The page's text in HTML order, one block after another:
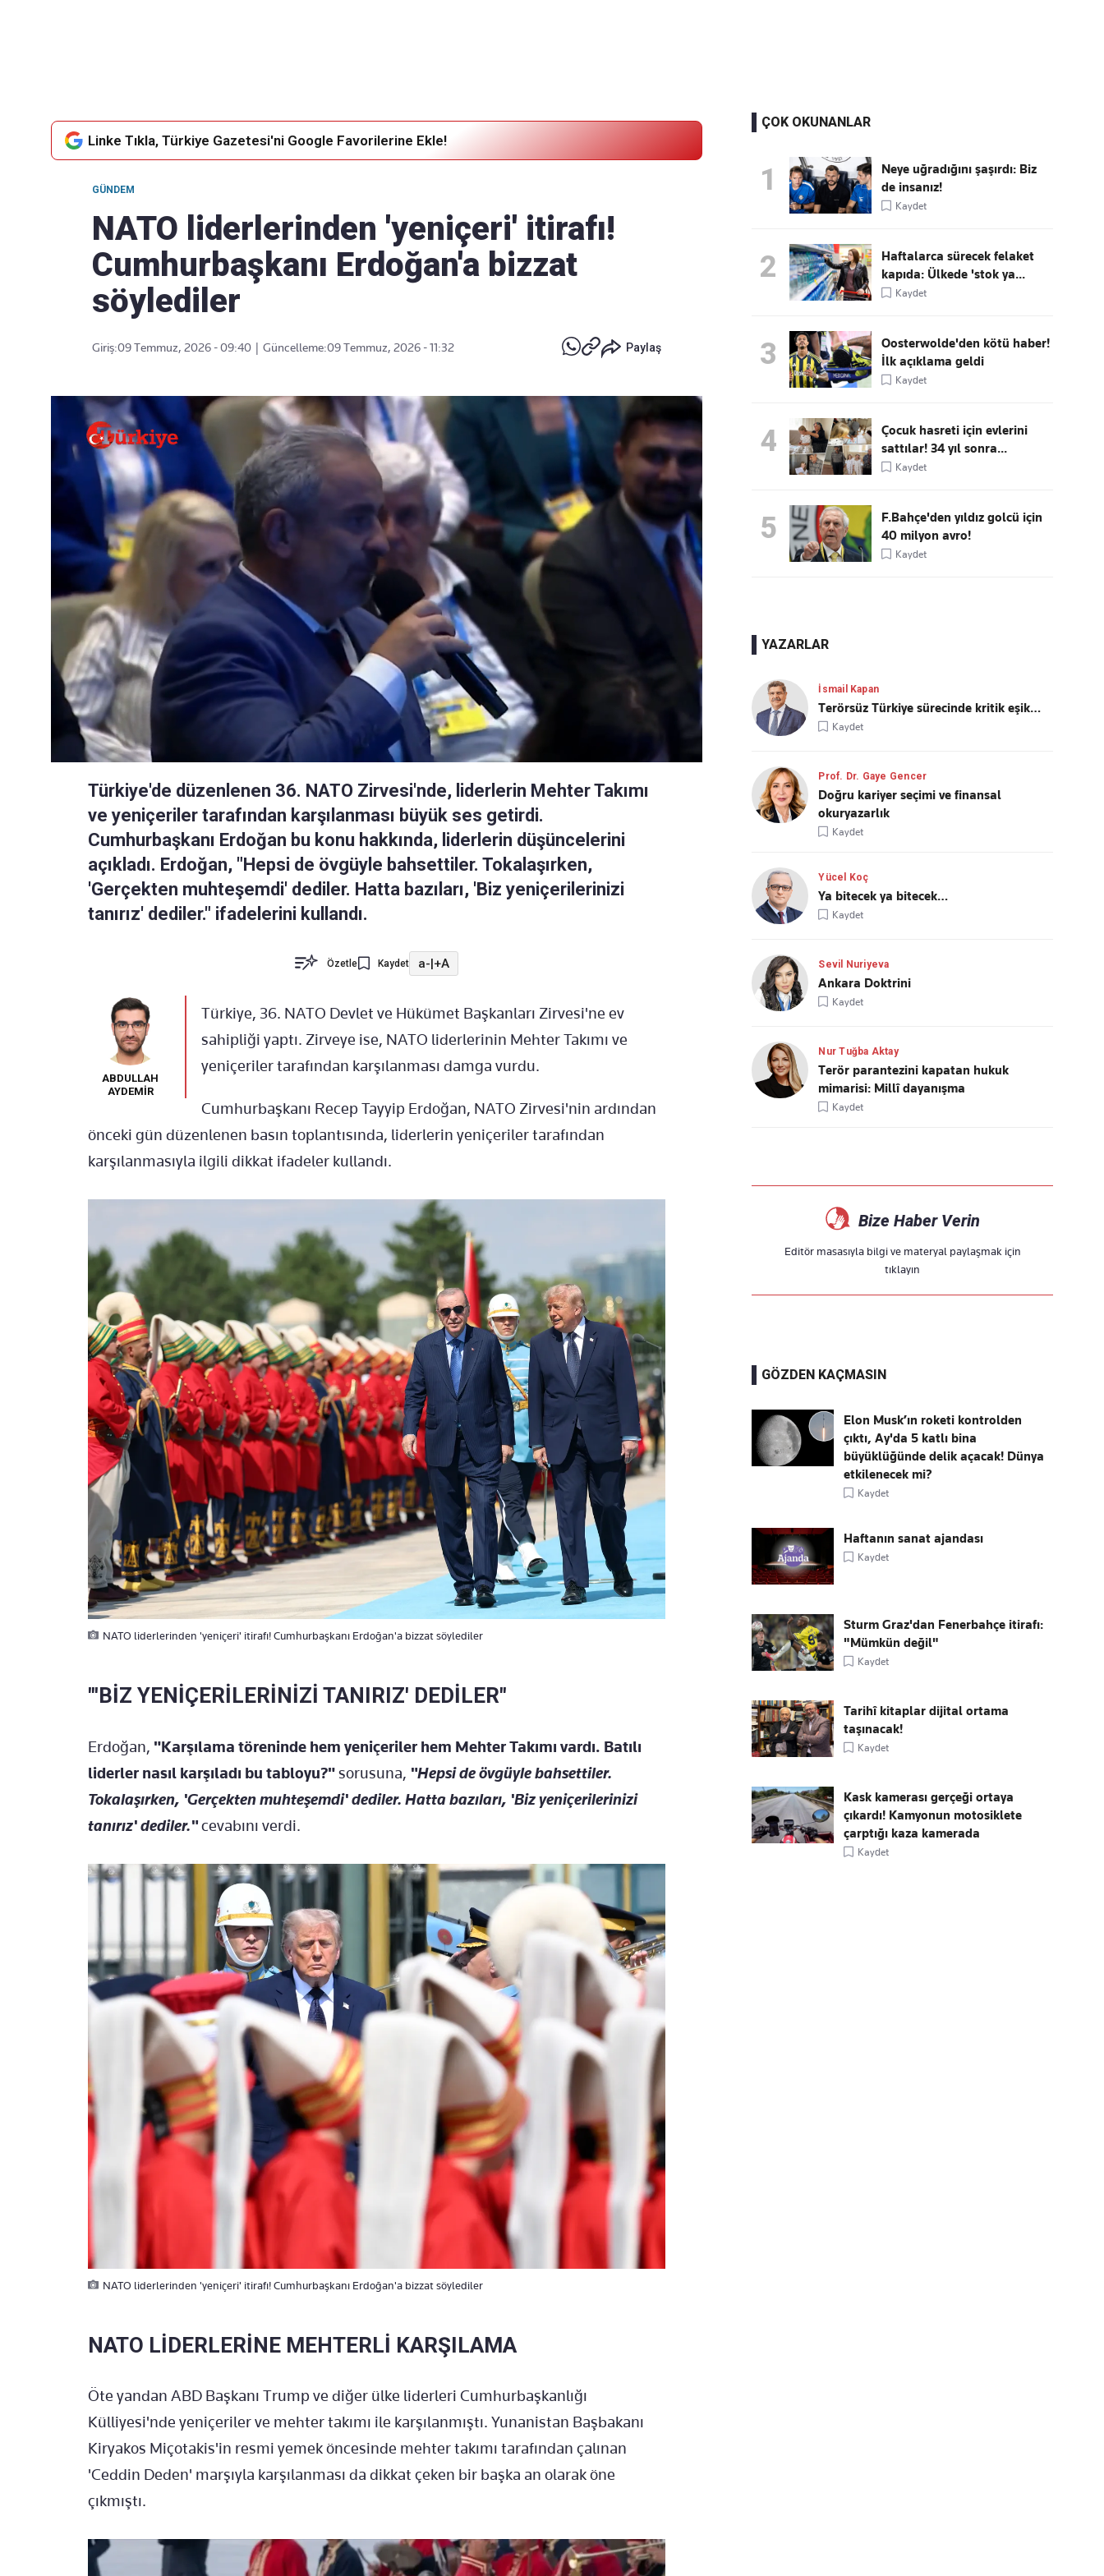
Linke Tıkla, Türkiye Gazetesi'ni Google Favorilerine Ekle!
GÜNDEM
NATO liderlerinden 'yeniçeri' itirafı!
Cumhurbaşkanı Erdoğan'a bizzat
söylediler
Giriş:09 Temmuz, 2026 - 09:40 Güncelleme:09 Temmuz, 2026 - 11:32 Paylaş
Türkiye'de düzenlenen 36. NATO Zirvesi'nde, liderlerin Mehter Takımı
ve yeniçeriler tarafından karşılanması büyük ses getirdi.
Cumhurbaşkanı Erdoğan bu konu hakkında, liderlerin düşüncelerini
açıkladı. Erdoğan, "Hepsi de övgüyle bahsettiler. Tokalaşırken,
'Gerçekten muhteşemdi' dediler. Hatta bazıları, 'Biz yeniçerilerinizi
tanırız' dediler." ifadelerini kullandı.
Özetle Kaydet a-|+A
ABDULLAH
AYDEMİR
Türkiye, 36. NATO Devlet ve Hükümet Başkanları Zirvesi'ne ev
sahipliği yaptı. Zirveye ise, NATO liderlerinin Mehter Takımı ve
yeniçeriler tarafından karşılanması damga vurdu.
Cumhurbaşkanı Recep Tayyip Erdoğan, NATO Zirvesi'nin ardından
önceki gün düzenlenen basın toplantısında, liderlerin yeniçeriler tarafından
karşılanmasıyla ilgili dikkat ifadeler kullandı.
NATO liderlerinden 'yeniçeri' itirafı! Cumhurbaşkanı Erdoğan'a bizzat söylediler
"'BİZ YENİÇERİLERİNİZİ TANIRIZ' DEDİLER"
Erdoğan, "Karşılama töreninde hem yeniçeriler hem Mehter Takımı vardı. Batılı
liderler nasıl karşıladı bu tabloyu?"sorusuna, "Hepsi de övgüyle bahsettiler.
Tokalaşırken, 'Gerçekten muhteşemdi' dediler. Hatta bazıları, 'Biz yeniçerilerinizi
tanırız' dediler."cevabını verdi.
NATO liderlerinden 'yeniçeri' itirafı! Cumhurbaşkanı Erdoğan'a bizzat söylediler
NATO LİDERLERİNE MEHTERLİ KARŞILAMA
Öte yandan ABD Başkanı Trump ve diğer ülke liderleri Cumhurbaşkanlığı
Külliyesi'nde yeniçeriler ve mehter takımı ile karşılanmıştı. Yunanistan Başbakanı
Kiryakos Miçotakis'in resmi yemek öncesinde mehter takımı tarafından çalınan
'Ceddin Deden' marşıyla karşılanması da dikkat çeken bir başka an olarak öne
çıkmıştı.
ÇOK OKUNANLAR
1
Neye uğradığını şaşırdı: Biz
de insanız!
Kaydet
2
Haftalarca sürecek felaket
kapıda: Ülkede 'stok ya...
Kaydet
3
Oosterwolde'den kötü haber!
İlk açıklama geldi
Kaydet
4
Çocuk hasreti için evlerini
sattılar! 34 yıl sonra...
Kaydet
5
F.Bahçe'den yıldız golcü için
40 milyon avro!
Kaydet
YAZARLAR
İsmail Kapan
Terörsüz Türkiye sürecinde kritik eşik…
Kaydet
Prof. Dr. Gaye Gencer
Doğru kariyer seçimi ve finansal
okuryazarlık
Kaydet
Yücel Koç
Ya bitecek ya bitecek…
Kaydet
Sevil Nuriyeva
Ankara Doktrini
Kaydet
Nur Tuğba Aktay
Terör parantezini kapatan hukuk
mimarisi: Millî dayanışma
Kaydet
Bize Haber Verin
Editör masasıyla bilgi ve materyal paylaşmak için
tıklayın
GÖZDEN KAÇMASIN
Elon Musk’ın roketi kontrolden
çıktı, Ay'da 5 katlı bina
büyüklüğünde delik açacak! Dünya
etkilenecek mi?
Kaydet
Haftanın sanat ajandası
Kaydet
Sturm Graz'dan Fenerbahçe itirafı:
"Mümkün değil"
Kaydet
Tarihî kitaplar dijital ortama
taşınacak!
Kaydet
Kask kamerası gerçeği ortaya
çıkardı! Kamyonun motosiklete
çarptığı kaza kamerada
Kaydet